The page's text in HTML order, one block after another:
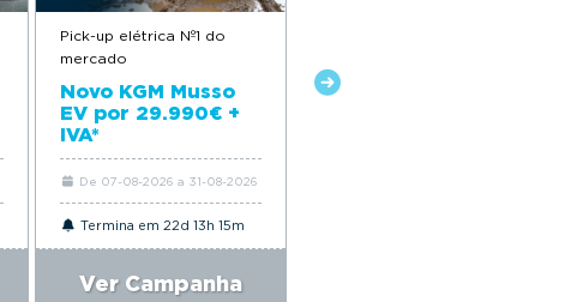
Pick-up elétrica Nº1 do
mercado
Novo KGM Musso
EV por 29.990€ +
IVA*
De 07-08-2026 a 31-08-2026
Termina em 22d 13h 15m
Ver Campanha
Novo Citroën ë-C4